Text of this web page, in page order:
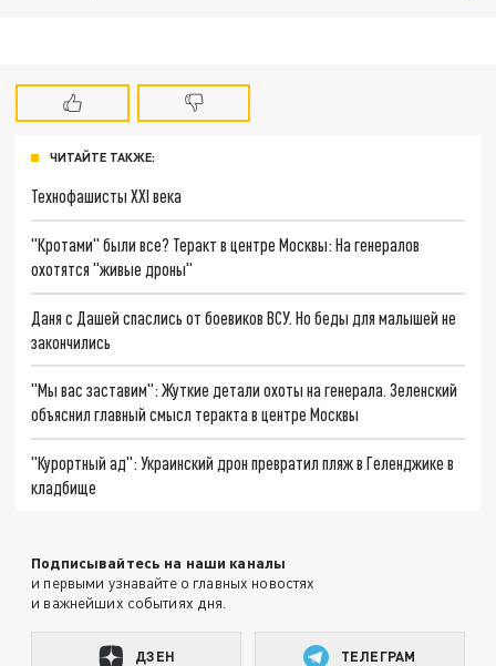
ЧИТАЙТЕ ТАКЖЕ:
Технофашисты XXI века
"Кротами" были все? Теракт в центре Москвы: На генералов
охотятся "живые дроны"
Даня с Дашей спаслись от боевиков ВСУ. Но беды для малышей не
закончились
"Мы вас заставим": Жуткие детали охоты на генерала. Зеленский
объяснил главный смысл теракта в центре Москвы
"Курортный ад": Украинский дрон превратил пляж в Геленджике в
кладбище
Подписывайтесь на наши каналы
и первыми узнавайте о главных новостях
и важнейших событиях дня.
ДЗЕН ТЕЛЕГРАМ